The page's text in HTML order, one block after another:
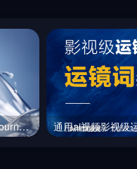
创意化妆品广告海报Midjourney咒语